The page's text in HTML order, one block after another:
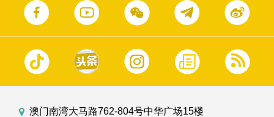
澳门南湾大马路762-804号中华广场15楼